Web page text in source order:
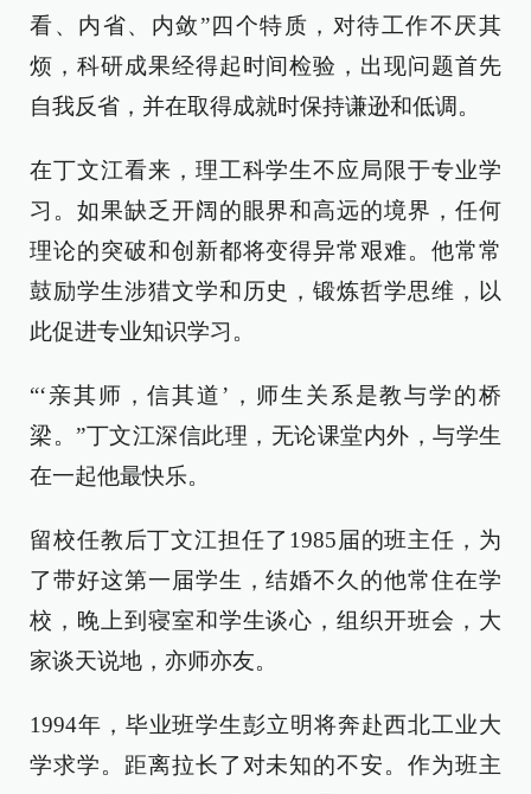
看、内省、内敛”四个特质，对待工作不厌其
烦，科研成果经得起时间检验，出现问题首先
自我反省，并在取得成就时保持谦逊和低调。
在丁文江看来，理工科学生不应局限于专业学
习。如果缺乏开阔的眼界和高远的境界，任何
理论的突破和创新都将变得异常艰难。他常常
鼓励学生涉猎文学和历史，锻炼哲学思维，以
此促进专业知识学习。
“‘亲其师，信其道’，师生关系是教与学的桥
梁。”丁文江深信此理，无论课堂内外，与学生
在一起他最快乐。
留校任教后丁文江担任了1985届的班主任，为
了带好这第一届学生，结婚不久的他常住在学
校，晚上到寝室和学生谈心，组织开班会，大
家谈天说地，亦师亦友。
1994年，毕业班学生彭立明将奔赴西北工业大
学求学。距离拉长了对未知的不安。作为班主